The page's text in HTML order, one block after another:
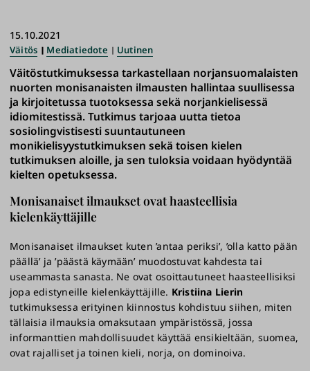
15.10.2021
Väitös Mediatiedote Uutinen
Väitöstutkimuksessa tarkastellaan norjansuomalaisten
nuorten monisanaisten ilmausten hallintaa suullisessa
ja kirjoitetussa tuotoksessa sekä norjankielisessä
idiomitestissä. Tutkimus tarjoaa uutta tietoa
sosiolingvistisesti suuntautuneen
monikielisyystutkimuksen sekä toisen kielen
tutkimuksen aloille, ja sen tuloksia voidaan hyödyntää
kielten opetuksessa.
Monisanaiset ilmaukset ovat haasteellisia
kielenkäyttäjille
Monisanaiset ilmaukset kuten ’antaa periksi’, ’olla katto pään
päällä’ ja ’päästä käymään’ muodostuvat kahdesta tai
useammasta sanasta. Ne ovat osoittautuneet haasteellisiksi
jopa edistyneille kielenkäyttäjille. Kristiina Lierin
tutkimuksessa erityinen kiinnostus kohdistuu siihen, miten
tällaisia ilmauksia omaksutaan ympäristössä, jossa
informanttien mahdollisuudet käyttää ensikieltään, suomea,
ovat rajalliset ja toinen kieli, norja, on dominoiva.